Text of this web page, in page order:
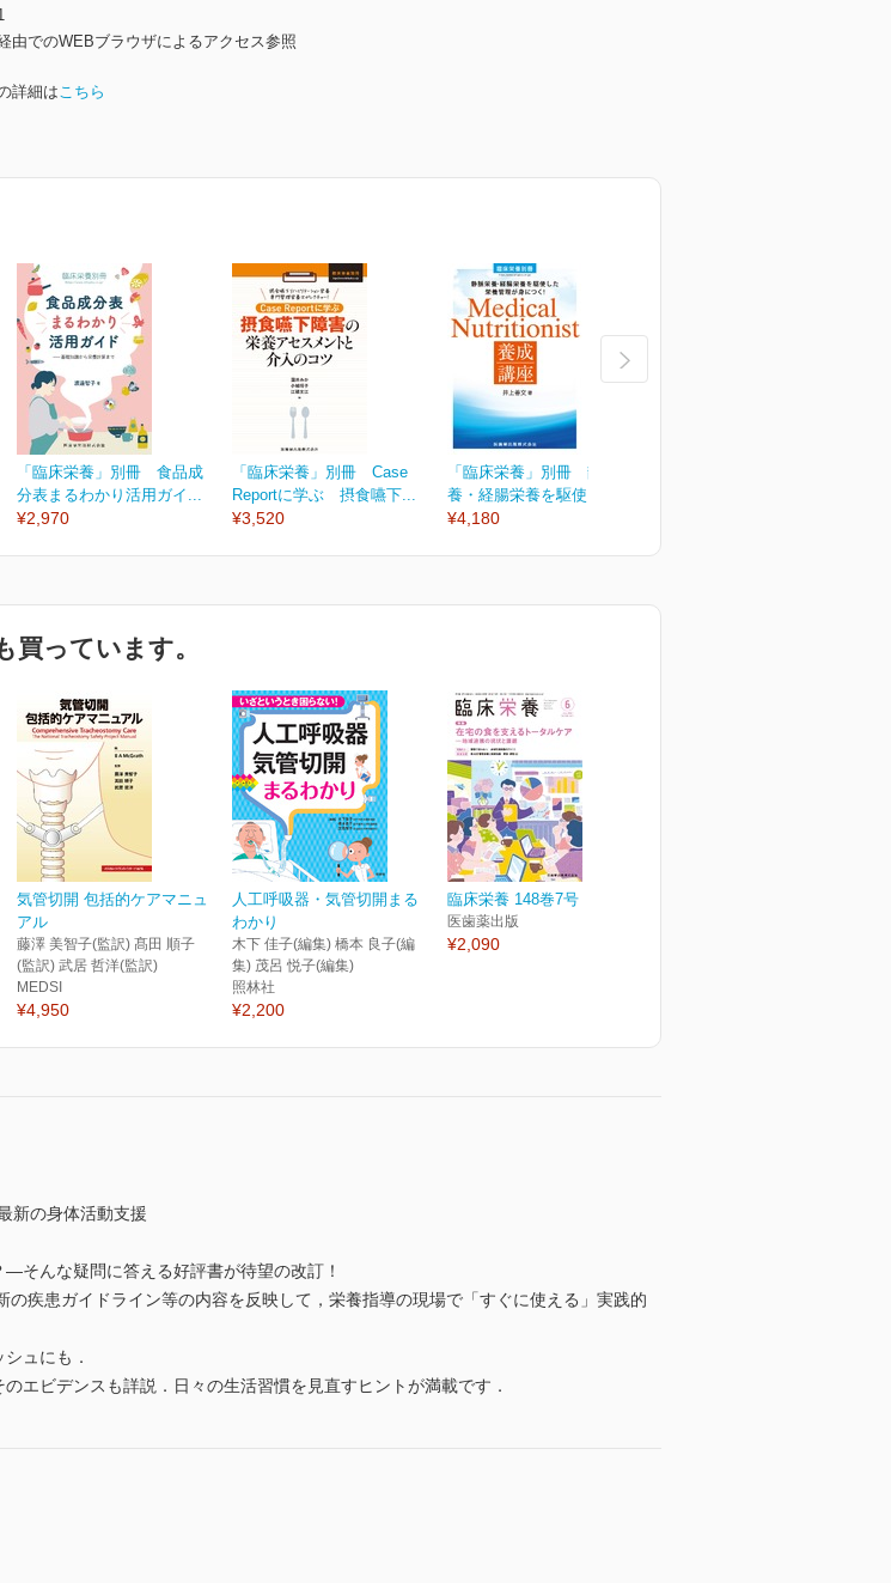
由でのWEBブラウザによるアクセス参照
詳細はこちら
「臨床栄養」別冊 食品成
分表まるわかり活用ガイ...
¥2,970
「臨床栄養」別冊 Case
Reportに学ぶ 摂食嚥下...
¥3,520
「臨床栄養」別冊 静脈栄
養・経腸栄養を駆使した...
¥4,180
買っています。
気管切開 包括的ケアマニュ
アル
藤澤 美智子(監訳) 髙田 順子
(監訳) 武居 哲洋(監訳)
MEDSI
¥4,950
人工呼吸器・気管切開まる
わかり
木下 佳子(編集) 橋本 良子(編
集) 茂呂 悦子(編集)
照林社
¥2,200
臨床栄養 148巻7号
医歯薬出版
¥2,090
新の身体活動支援
そんな疑問に答える好評書が待望の改訂！
疾患ガイドライン等の内容を反映して，栄養指導の現場で「すぐに使える」実践的
ュにも．
エビデンスも詳説．日々の生活習慣を見直すヒントが満載です．